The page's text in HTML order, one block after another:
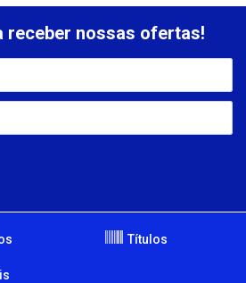
receber nossas ofertas!
Títulos